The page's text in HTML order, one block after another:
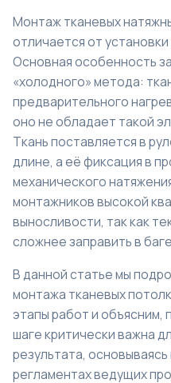
Монтаж тканевых
отличается от
Основная особенность
«холодного» метода:
предварительного
оно не обладает такой
Ткань поставляется в
длине, а её фиксация в
механического
монтажников высокой
выносливости, так как
сложнее заправить в
В данной статье мы
монтажа тканевых
этапы работ и объясним,
шаге критически важна
результата,
регламентах ведущих